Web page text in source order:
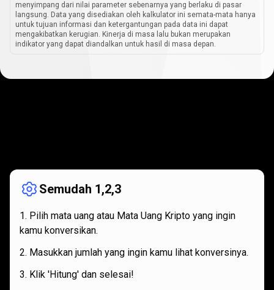
menyimpang dari nilai parameter sebenarnya yang berlaku di pasar
langsung. Data yang disediakan oleh kalkulator ini semata-mata hanya
untuk tujuan informasi dan ketergantungan pada data ini dapat
mengakibatkan kerugian. Kinerja di masa lalu bukan merupakan
indikator yang dapat diandalkan untuk hasil di masa depan.
kerjanya
Semudah 1,2,3
Pilih mata uang atau Mata Uang Kripto yang ingin
kamu konversikan.
Masukkan jumlah yang ingin kamu lihat konversinya.
Klik 'Hitung' dan selesai!